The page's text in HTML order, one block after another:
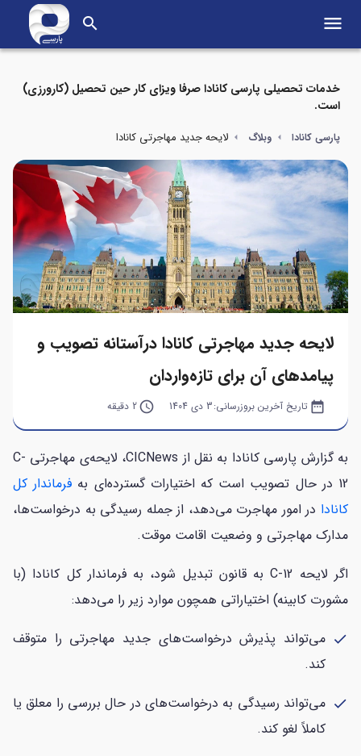
search menu
خدمات تحصیلی پارسی کانادا صرفا ویزای کار حین تحصیل (کارورزی)
است.
پارسی کانادا وبلاگ لایحه جدید مهاجرتی کانادا
لایحه جدید مهاجرتی کانادا درآستانه تصویب و
پیامدهای آن برای تازه‌واردان
date_range تاریخ آخرین بروزرسانی:3 دی 1404 query_builder2 دقیقه
به گزارش پارسی کانادا به نقل از CICNews، لایحه‌‌ی مهاجرتی C-
12 در حال تصویب است که اختیارات گسترده‌ای به
فرماندار کل
کانادا در امور مهاجرت می‌دهد، از جمله رسیدگی به درخواست‌ها،
مدارک مهاجرتی و وضعیت اقامت موقت.
اگر لایحه C-12 به قانون تبدیل شود، به فرماندار کل کانادا (با
مشورت کابینه) اختیاراتی همچون موارد زیر را می‌دهد:
check می‌تواند پذیرش درخواست‌های جدید مهاجرتی را متوقف
کند.
check می‌تواند رسیدگی به درخواست‌های در حال بررسی را معلق یا
کاملاً لغو کند.